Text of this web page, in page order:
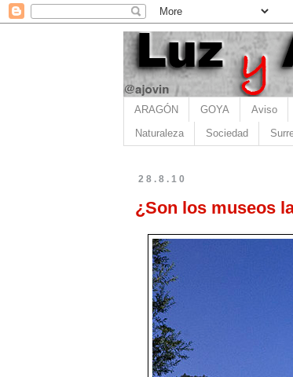
ARAGÓN GOYA Aviso
Naturaleza Sociedad
28.8.10
¿Son los museos